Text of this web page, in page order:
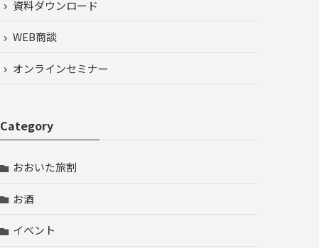
資料ダウンロード
WEB商談
オンラインセミナー
Category
おおいた旅割
お酒
イベント